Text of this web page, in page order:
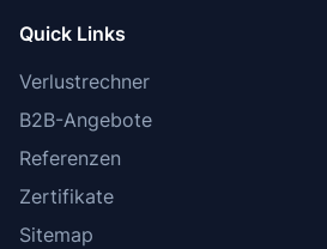
Quick Links
Verlustrechner
B2B-Angebote
Referenzen
Zertifikate
Sitemap